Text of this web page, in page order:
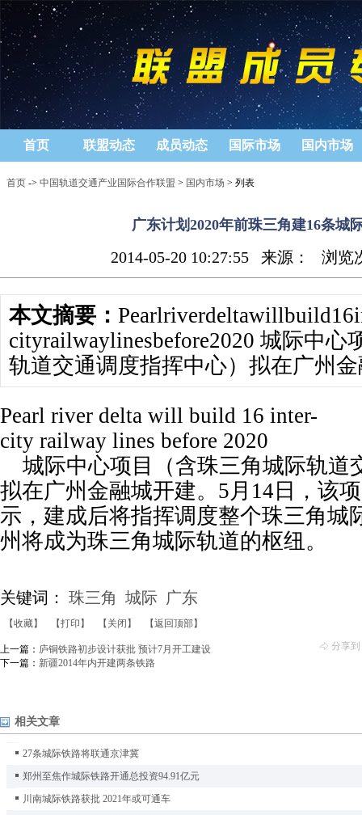
首页 联盟动态 成员动态 国际市场 国内市场
首页 -> 中国轨道交通产业国际合作联盟 > 国内市场 > 列表
广东计划2020年前珠三角建16条城
2014-05-20 10:27:55 来源： 浏览
本文摘要：
cityrailwaylinesbefore2020 城际中心
轨道交通调度指挥中心）拟在广州
Pearl river delta will build 16 inter-
city railway lines before 2020
城际中心项目（含珠三角城际轨道
拟在广州金融城开建。5月14日，该
示，建成后将指挥调度整个珠三角城
州将成为珠三角城际轨道的枢纽。
关键词： 珠三角 城际 广东
【收藏】 【打印】 【关闭】
【返回顶部】
分享到
上一篇： 庐铜铁路初步设计获批 预计7月开工建设
下一篇： 新疆2014年内开建两条铁路
相关文章
27条城际铁路将联通京津冀
郑州至焦作城际铁路开通总投资94.91亿元
川南城际铁路获批 2021年或可通车